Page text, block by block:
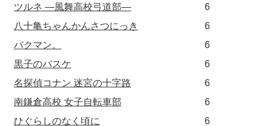
ツルネ ―風舞高校弓道部―
6
八十亀ちゃんかんさつにっき
6
バクマン。
6
黒子のバスケ
6
名探偵コナン 迷宮の十字路
6
南鎌倉高校 女子自転車部
6
ひぐらしのなく頃に
6